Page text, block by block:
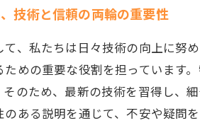
技術と信頼の両輪の重要性
、私たちは日々技術の向上に努
めの重要な役割を担っています
のため、最新の技術を習得し、
ある説明を通じて、不安や疑問